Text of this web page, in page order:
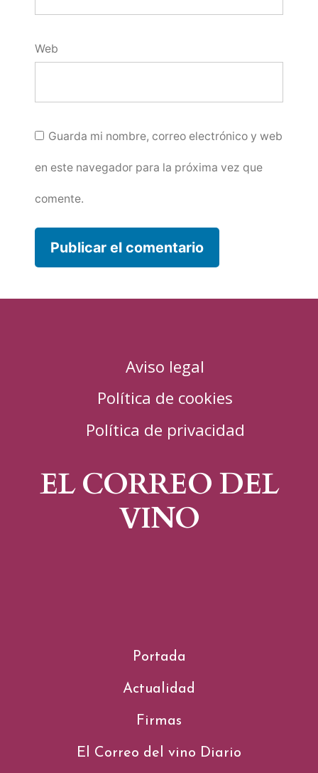
Web
Guarda mi nombre, correo electrónico y web
en este navegador para la próxima vez que
comente.
Aviso legal
Política de cookies
Política de privacidad
EL CORREO DEL
VINO
Portada
Actualidad
Firmas
El Correo del vino Diario